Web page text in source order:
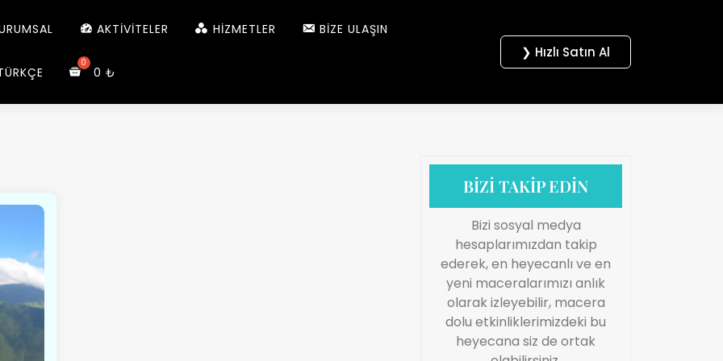
AKTIVITELER HIZMETLER BIZE ULAŞIN
0 ₺
❯ Hızlı Satın Al
BİZİ TAKİP EDİN
Bizi sosyal medya
hesaplarımızdan takip
ederek, en heyecanlı ve en
yeni maceralarımızı anlık
olarak izleyebilir, macera
dolu etkinliklerimizdeki bu
heyecana siz de ortak